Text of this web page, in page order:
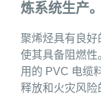
炼系统生产。
聚烯烃具有良好
使其具备阻燃性
用的 PVC 电缆
释放和火灾风险